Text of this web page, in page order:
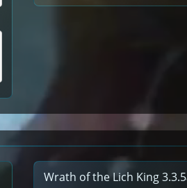
Wrath of the Lich King